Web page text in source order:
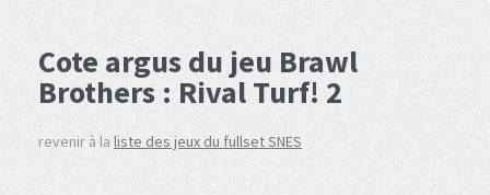
Cote argus du jeu Brawl
Brothers : Rival Turf! 2
revenir à la liste des jeux du fullset SNES